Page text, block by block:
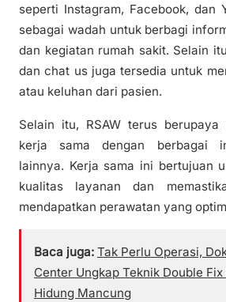
seperti Instagram, Facebook, dan
sebagai wadah untuk berbagi
dan kegiatan rumah sakit. Selain
dan chat us juga tersedia untuk
atau keluhan dari pasien.
Selain itu, RSAW terus berupaya
kerja sama dengan berbagai
lainnya. Kerja sama ini bertujuan
kualitas layanan dan
mendapatkan perawatan yang
Baca juga: Tak Perlu Operasi,
Center Ungkap Teknik Double
Hidung Mancung